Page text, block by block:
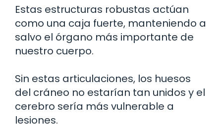
Estas estructuras robustas actúan
como una caja fuerte, manteniendo a
salvo el órgano más importante de
nuestro cuerpo.
Sin estas articulaciones, los huesos
del cráneo no estarían tan unidos y el
cerebro sería más vulnerable a
lesiones.